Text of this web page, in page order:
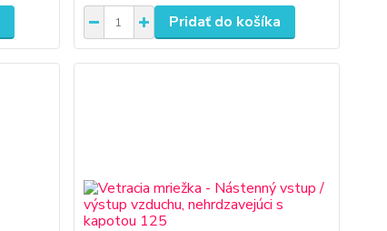
Pridať do košíka